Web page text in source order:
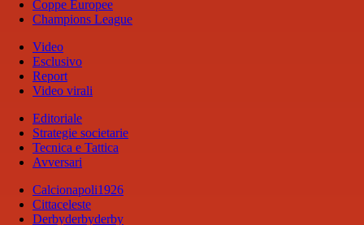
Coppe Europee
Champions League
Video
Esclusivo
Report
Video virali
Editoriale
Strategie societarie
Tecnica e Tattica
Avversari
Calcionapoli1926
Cittaceleste
Derbyderbyderby